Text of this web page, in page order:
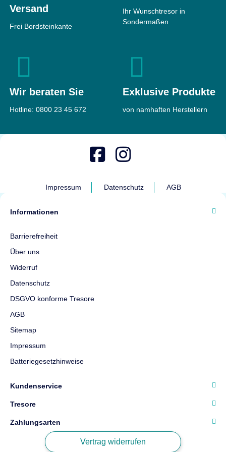
ab1.316 €
EN1 nach
Feuerschutz Leichter
Maße
Gewicht
1.334 €
Top bewertet
VII Waffenschrank
Sicherheit
Feuerschutz
Feuerschutz
Versand
Frei Bordsteinkante
Ihr Wunschtresor in
Sondermaßen
Wir beraten Sie
Hotline: 0800 23 45 672
Exklusive Produkte
von namhaften Herstellern
Impressum Datenschutz AGB
Informationen
Barrierefreiheit
Über uns
Widerruf
Datenschutz
DSGVO konforme Tresore
AGB
Sitemap
Impressum
Batteriegesetzhinweise
Kundenservice
Tresore
Zahlungsarten
Vertrag widerrufen